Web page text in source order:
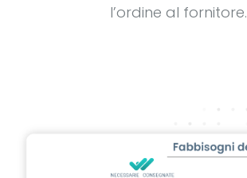
l’ordine al fornitore.